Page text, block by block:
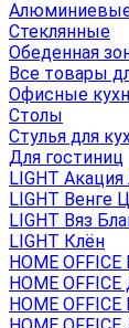
Стеклянные
Обеденная
Все товары
Офисные
Столы
Стулья для
Для гостиниц
LIGHT
LIGHT Венге
LIGHT Вяз
LIGHT Клён
HOME
HOME
HOME